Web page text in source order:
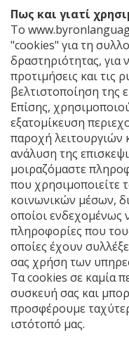
Πως και γιατί
Το
"cookies" για τη
δραστηριότητας, για
προτιμήσεις και τις
βελτιστοποίηση της
Επίσης,
εξατομίκευση
παροχή λειτουργιών
ανάλυση της
μοιραζόμαστε
που χρησιμοποιείτε
κοινωνικών μέσων,
οποίοι ενδεχομένως
πληροφορίες που
οποίες έχουν
σας χρήση των
Τα cookies σε καμία
συσκευή σας και
προσφέρουμε
ιστότοπό μας.